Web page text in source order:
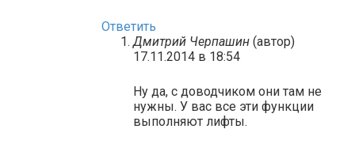
Ответить
Дмитрий Черпашин (автор)
17.11.2014 в 18:54
Ну да, с доводчиком они там не
нужны. У вас все эти функции
выполняют лифты.